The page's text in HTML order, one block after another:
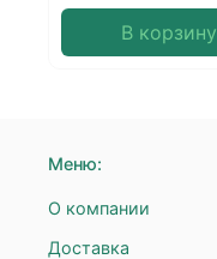
В корзину
Меню:
О компании
Доставка